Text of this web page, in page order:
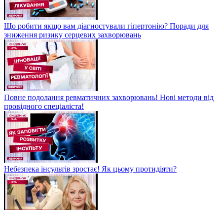
Що робити якщо вам діагностували гіпертонію? Поради для
зниження ризику серцевих захворювань
Повне подолання ревматичних захворювань! Нові методи від
провідного спеціаліста!
Небезпека інсультів зростає! Як цьому протидіяти?